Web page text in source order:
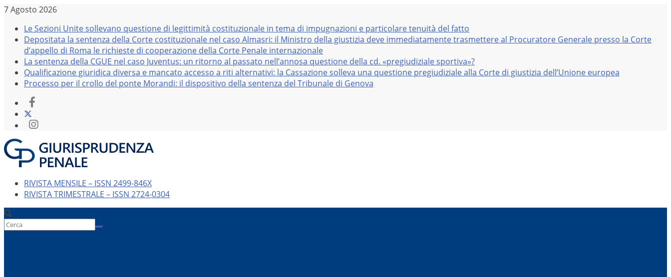
Salta
contenuto
7 Agosto 2026
Le Sezioni Unite sollevano questione di legittimità costituzionale in tema di impugnazioni e particolare tenuità del fatto
Depositata la sentenza della Corte costituzionale nel caso Almasri: il Ministro della giustizia deve immediatamente trasmettere al Procuratore Generale presso la Corte
d’appello di Roma le richieste di cooperazione della Corte Penale internazionale
La sentenza della CGUE nel caso Juventus: un ritorno al passato nell’annosa questione della cd. «pregiudiziale sportiva»?
Qualificazione giuridica diversa e mancato accesso a riti alternativi: la Cassazione solleva una questione pregiudiziale alla Corte di giustizia dell’Unione europea
Processo per il crollo del ponte Morandi: il dispositivo della sentenza del Tribunale di Genova
RIVISTA MENSILE – ISSN 2499-846X
RIVISTA TRIMESTRALE – ISSN 2724-0304